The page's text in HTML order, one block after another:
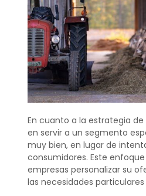
En cuanto a la estrategia
en servir a un segmento
muy bien, en lugar de
consumidores. Este
empresas personalizar su
las necesidades